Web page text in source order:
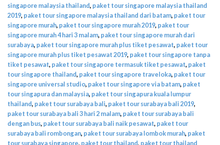
singapore malaysia thailand, paket tour singapore malaysia thailand
2019, paket tour singapore malaysia thailand dari batam, paket tour
singapore murah, paket tour singapore murah 2019, paket tour
singapore murah 4 hari 3 malam, paket tour singapore murah dari
surabaya, paket tour singapore murah plus tiket pesawat, paket tour
singapore murah plus tiket pesawat 2019, paket tour singapore tanpa
tiket pesawat, paket tour singapore termasuk tiket pesawat, paket
tour singapore thailand, paket tour singapore traveloka, paket tour
singapore universal studio, paket tour singapore via batam, paket
tour singapura dan malaysia, paket tour singapura kuala lumpur
thailand, paket tour surabaya bali, paket tour surabaya bali 2019,
paket tour surabaya bali 3 hari 2 malam, paket tour surabaya bali
dengan bus, paket tour surabaya bali naik pesawat, paket tour
surabaya bali rombongan, paket tour surabaya lombok murah, paket
tour surabaya singapore, paket tour thailand, paket tour thailand